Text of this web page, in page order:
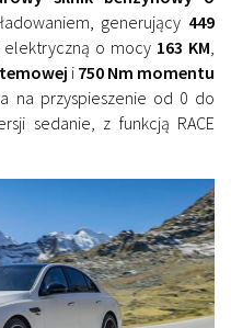
generujący 449
elektryczną o mocy 163 KM,
i 750 Nm momentu
na przyspieszenie od 0 do
sedanie, z funkcją RACE